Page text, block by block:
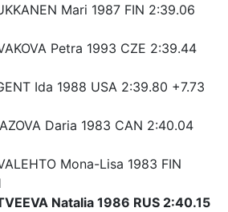
Mari 1987 FIN 2:39.06
Petra 1993 CZE 2:39.44
Ida 1988 USA 2:39.80 +7.73
Daria 1983 CAN 2:40.04
Mona-Lisa 1983 FIN
Natalia 1986 RUS 2:40.15